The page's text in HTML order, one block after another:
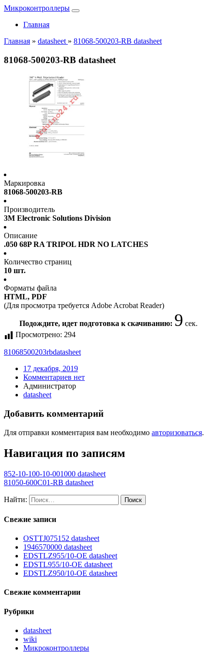
Микроконтроллеры
Главная
Главная » datasheet » 81068-500203-RB datasheet
81068-500203-RB datasheet
Маркировка
81068-500203-RB
Производитель
3M Electronic Solutions Division
Описание
.050 68P RA TRIPOL HDR NO LATCHES
Количество страниц
10 шт.
Форматы файла
HTML, PDF
(Для просмотра требуется Adobe Acrobat Reader)
Подождите, идет подготовка к скачиванию: 9 сек.
Просмотрено: 294
81068500203rbdatasheet
17 декабря, 2019
Комментариев нет
Администратор
datasheet
Добавить комментарий
Для отправки комментария вам необходимо авторизоваться.
Навигация по записям
852-10-100-10-001000 datasheet
81050-600C01-RB datasheet
Найти:
Свежие записи
OSTTJ075152 datasheet
1946570000 datasheet
EDSTLZ955/10-OE datasheet
EDSTL955/10-OE datasheet
EDSTLZ950/10-OE datasheet
Свежие комментарии
Рубрики
datasheet
wiki
Микроконтроллеры